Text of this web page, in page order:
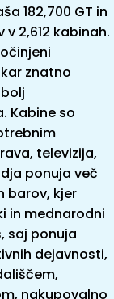
182,700 GT in
2,612 kabinah.
znatno
Kabine so
televizija,
ponuja več
barov, kjer
in mednarodni
saj ponuja
dejavnosti,
nakupovalno